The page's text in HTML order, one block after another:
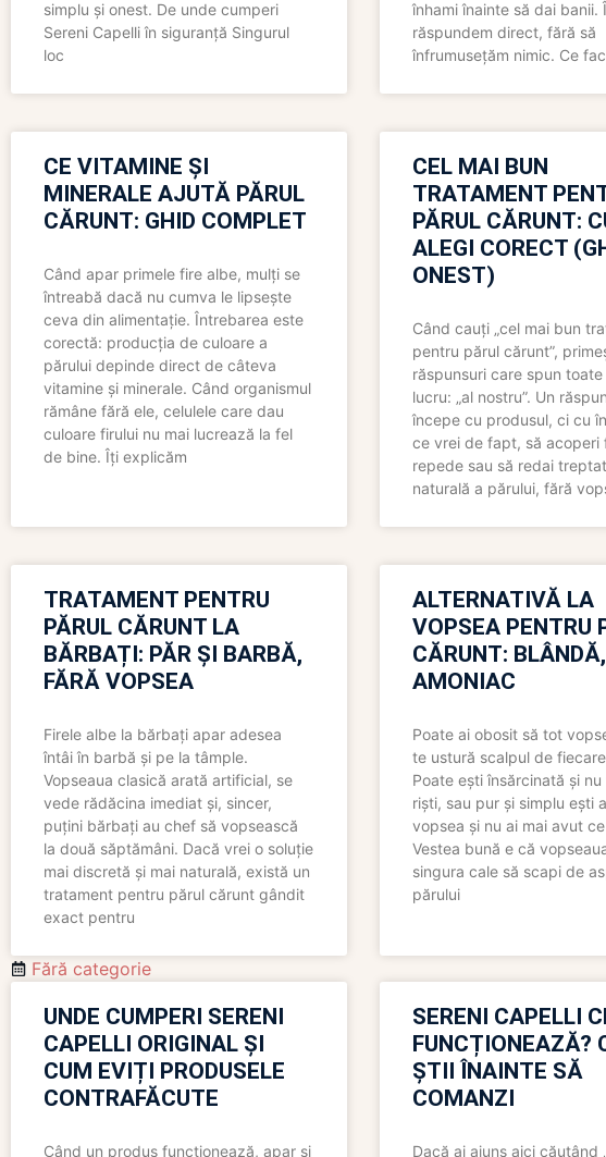
simplu și onest. De unde cumperi
Sereni Capelli în siguranță Singurul
loc
înhami înainte să dai banii.
răspundem direct, fără să
înfrumusețăm nimic. Ce
CE VITAMINE ȘI
MINERALE AJUTĂ PĂRUL
CĂRUNT: GHID COMPLET
Când apar primele fire albe, mulți se
întreabă dacă nu cumva le lipsește
ceva din alimentație. Întrebarea este
corectă: producția de culoare a
părului depinde direct de câteva
vitamine și minerale. Când organismul
rămâne fără ele, celulele care dau
culoare firului nu mai lucrează la fel
de bine. Îți explicăm
CEL MAI BUN
TRATAMENT
PĂRUL CĂRUNT:
ALEGI CORECT
ONEST)
Când cauți „cel mai bun
pentru părul cărunt”,
răspunsuri care spun toate
lucru: „al nostru”. Un
începe cu produsul, ci cu
ce vrei de fapt, să acoperi
repede sau să redai
naturală a părului, fără
TRATAMENT PENTRU
PĂRUL CĂRUNT LA
BĂRBAȚI: PĂR ȘI BARBĂ,
FĂRĂ VOPSEA
Firele albe la bărbați apar adesea
întâi în barbă și pe la tâmple.
Vopseaua clasică arată artificial, se
vede rădăcina imediat și, sincer,
puțini bărbați au chef să vopsească
la două săptămâni. Dacă vrei o soluție
mai discretă și mai naturală, există un
tratament pentru părul cărunt gândit
exact pentru
ALTERNATIVĂ LA
VOPSEA PENTRU
CĂRUNT:
AMONIAC
Poate ai obosit să tot
te ustură scalpul de
Poate ești însărcinată și nu
riști, sau pur și simplu ești
vopsea și nu ai mai avut
Vestea bună e că
singura cale să scapi de
părului
Fără categorie
UNDE CUMPERI SERENI
CAPELLI ORIGINAL ȘI
CUM EVIȚI PRODUSELE
CONTRAFĂCUTE
Când un produs funcționează, apar și
SERENI CAPELLI
FUNCȚIONEAZĂ?
ȘTII ÎNAINTE SĂ
COMANZI
Dacă ai ajuns aici căutând